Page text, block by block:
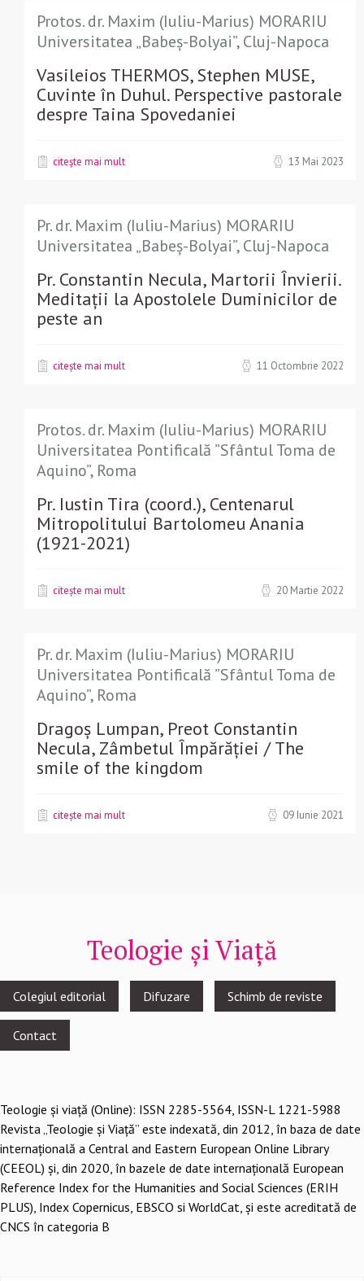
Protos. dr. Maxim (Iuliu-Marius) MORARIU
Universitatea „Babeș-Bolyai”, Cluj-Napoca
Vasileios THERMOS, Stephen MUSE,
Cuvinte în Duhul. Perspective pastorale
despre Taina Spovedaniei
citește mai mult 13 Mai 2023
Pr. dr. Maxim (Iuliu-Marius) MORARIU
Universitatea „Babeș-Bolyai”, Cluj-Napoca
Pr. Constantin Necula, Martorii Învierii.
Meditații la Apostolele Duminicilor de
peste an
citește mai mult 11 Octombrie 2022
Protos. dr. Maxim (Iuliu-Marius) MORARIU
Universitatea Pontificală ”Sfântul Toma de
Aquino”, Roma
Pr. Iustin Tira (coord.), Centenarul
Mitropolitului Bartolomeu Anania
(1921-2021)
citește mai mult 20 Martie 2022
Pr. dr. Maxim (Iuliu-Marius) MORARIU
Universitatea Pontificală ”Sfântul Toma de
Aquino”, Roma
Dragoș Lumpan, Preot Constantin
Necula, Zâmbetul Împărăției / The
smile of the kingdom
citește mai mult 09 Iunie 2021
Teologie și Viață
Footer
menu
Colegiul editorial Difuzare Schimb de reviste
Contact
Teologie şi viaţă (Online): ISSN 2285-5564, ISSN-L 1221-5988
Revista „Teologie și Viață” este indexată, din 2012, în baza de date
internațională a Central and Eastern European Online Library
(CEEOL) și, din 2020, în bazele de date internațională European
Reference Index for the Humanities and Social Sciences (ERIH
PLUS), Index Copernicus, EBSCO si WorldCat, și este acreditată de
CNCS în categoria B